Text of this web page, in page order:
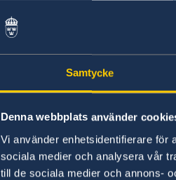
Samtycke
Denna webbplats använder
Vi använder enhetsidentifierare för
sociala medier och analysera vår
till de sociala medier och annons-